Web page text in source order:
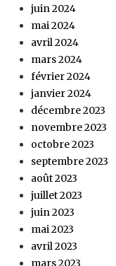
juin 2024
mai 2024
avril 2024
mars 2024
février 2024
janvier 2024
décembre 2023
novembre 2023
octobre 2023
septembre 2023
août 2023
juillet 2023
juin 2023
mai 2023
avril 2023
mars 2023